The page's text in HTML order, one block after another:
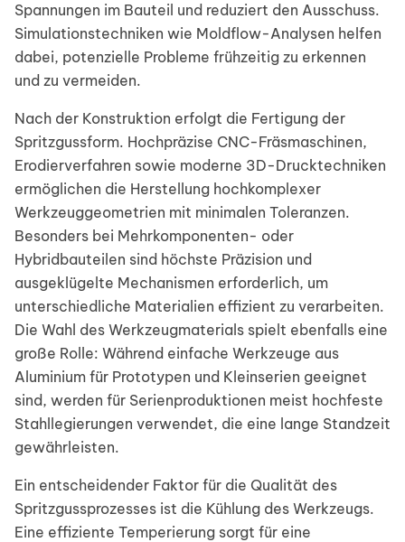
Spannungen im Bauteil und reduziert den Ausschuss.
Simulationstechniken wie Moldflow-Analysen helfen
dabei, potenzielle Probleme frühzeitig zu erkennen
und zu vermeiden.
Nach der Konstruktion erfolgt die Fertigung der
Spritzgussform. Hochpräzise CNC-Fräsmaschinen,
Erodierverfahren sowie moderne 3D-Drucktechniken
ermöglichen die Herstellung hochkomplexer
Werkzeuggeometrien mit minimalen Toleranzen.
Besonders bei Mehrkomponenten- oder
Hybridbauteilen sind höchste Präzision und
ausgeklügelte Mechanismen erforderlich, um
unterschiedliche Materialien effizient zu verarbeiten.
Die Wahl des Werkzeugmaterials spielt ebenfalls eine
große Rolle: Während einfache Werkzeuge aus
Aluminium für Prototypen und Kleinserien geeignet
sind, werden für Serienproduktionen meist hochfeste
Stahllegierungen verwendet, die eine lange Standzeit
gewährleisten.
Ein entscheidender Faktor für die Qualität des
Spritzgussprozesses ist die Kühlung des Werkzeugs.
Eine effiziente Temperierung sorgt für eine